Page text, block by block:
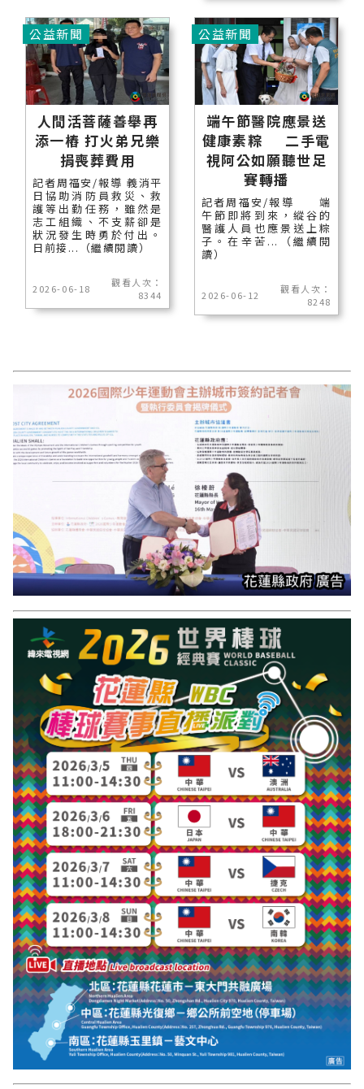
人間活菩薩善舉再
添一樁 打火弟兄樂
捐喪葬費用
記者周福安/報導 義消平
日協助消防員救災、救
護等出勤任務，雖然是
志工組織、不支薪卻是
狀況發生時勇於付出。
日前接...（繼續閱讀）
2026-06-18
觀看人次：
8344
公益新聞
端午節醫院應景送
健康素粽 二手電
視阿公如願聽世足
賽轉播
記者周福安/報導 端
午節即將到來，縱谷的
醫護人員也應景送上粽
子。在辛苦...（繼續閱
讀）
2026-06-12
觀看人次：
8248
公益新聞